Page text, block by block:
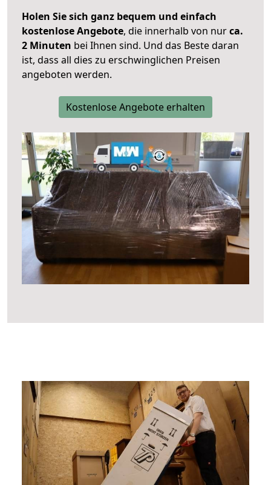
Holen Sie sich ganz bequem und einfach
kostenlose Angebote, die innerhalb von nurca.
2 Minuten bei Ihnen sind. Und das Beste daran
ist, dass all dies zu erschwinglichen Preisen
angeboten werden.
Kostenlose Angebote erhalten